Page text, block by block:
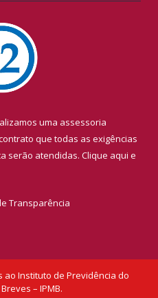
uma assessoria
que todas as exigências
serão atendidas. Clique aqui e
Transparência
Instituto de Previdência do
– IPMB.